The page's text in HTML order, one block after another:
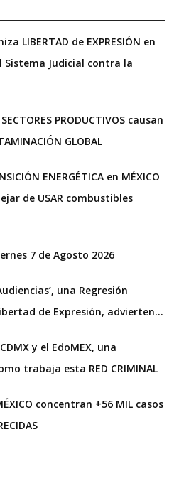
LIBERTAD de EXPRESIÓN en
Sistema Judicial contra la
PRODUCTIVOS causan
GLOBAL
ENERGÉTICA en MÉXICO
de USAR combustibles
7 de Agosto 2026
una Regresión
de Expresión, advierten…
y el EdoMEX, una
trabaja esta RED CRIMINAL
concentran +56 MIL casos